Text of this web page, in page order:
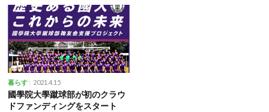
暮らす 2021.4.15
國學院大學蹴球部が初のクラウ
ドファンディングをスタート